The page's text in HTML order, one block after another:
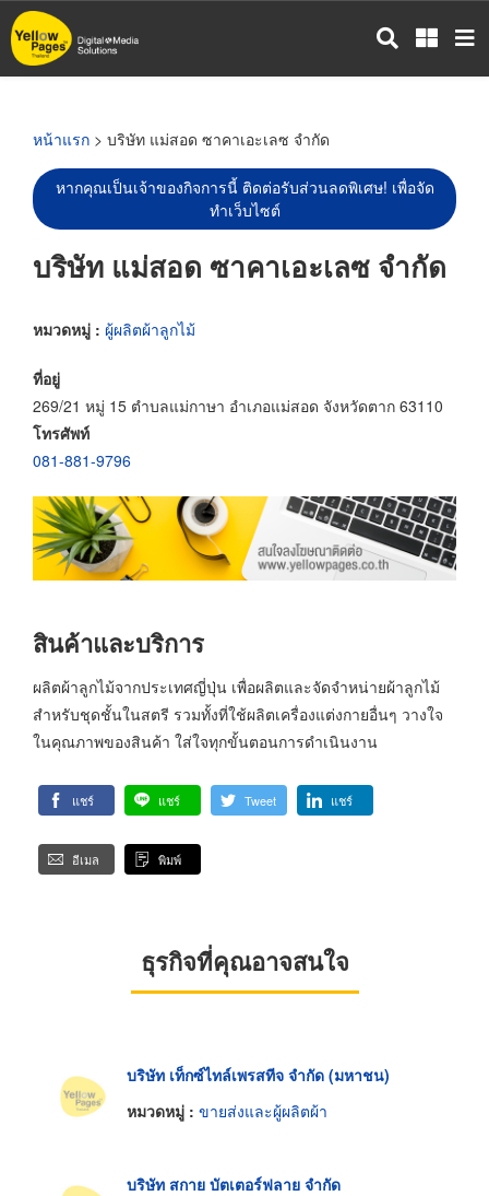
ข้าม
ไป
หน้าแรก > บริษัท แม่สอด ซาคาเอะเลซ จำกัด
หากคุณเป็นเจ้าของกิจการนี้ ติดต่อรับส่วนลดพิเศษ! เพื่อจัด
ทำเว็บไซต์
บริษัท แม่สอด ซาคาเอะเลซ จำกัด
หมวดหมู่ : ผู้ผลิตผ้าลูกไม้
ที่อยู่
269/21 หมู่ 15 ตำบลแม่กาษา อำเภอแม่สอด จังหวัดตาก 63110
โทรศัพท์
081-881-9796
สินค้าและบริการ
ผลิตผ้าลูกไม้จากประเทศญี่ปุ่น เพื่อผลิตและจัดจำหน่ายผ้าลูกไม้
สำหรับชุดชั้นในสตรี รวมทั้งที่ใช้ผลิตเครื่องแต่งกายอื่นๆ วางใจ
ในคุณภาพของสินค้า ใส่ใจทุกขั้นตอนการดำเนินงาน
แชร์ แชร์ Tweet แชร์
อีเมล พิมพ์
ธุรกิจที่คุณอาจสนใจ
บริษัท เท็กซ์ไทล์เพรสทีจ จำกัด (มหาชน)
หมวดหมู่ : ขายส่งและผู้ผลิตผ้า
บริษัท สกาย บัตเตอร์ฟลาย จำกัด